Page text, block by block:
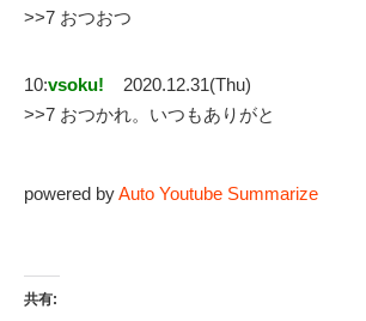
>>7 おつおつ
10:vsoku!
2020.12.31(Thu)
>>7 おつかれ。いつもありがと
powered byAuto Youtube Summarize
共有: